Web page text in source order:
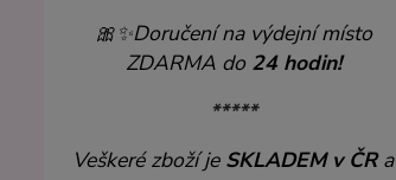
🎀✨Doručení na výdejní místo
ZDARMA do 24 hodin!
*****
Veškeré zboží je SKLADEM v ČRa